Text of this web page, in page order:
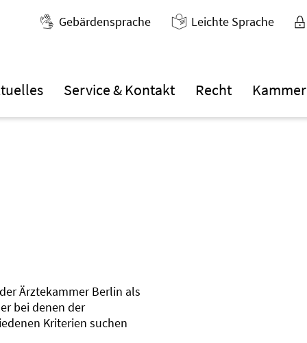
Gebärdensprache Leichte Sprache
Service & Kontakt Recht Kammer
Ärztekammer Berlin als
bei denen der
Kriterien suchen